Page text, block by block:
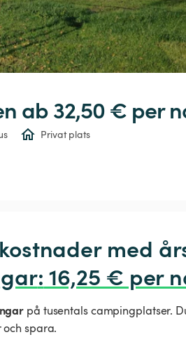
ab 32,50 € per
Privat plats
med
: 16,25 € per
på tusentals campingplatser.
spara.